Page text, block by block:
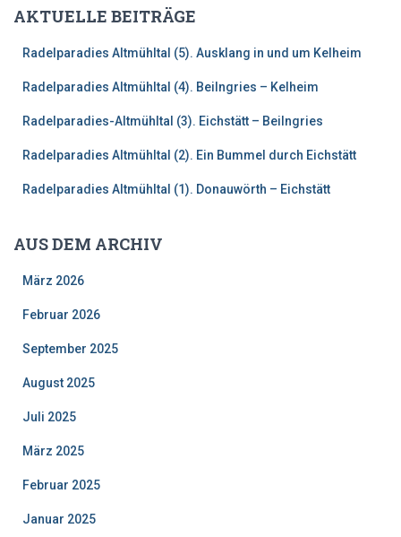
n
AKTUELLE BEITRÄGE
Radelparadies Altmühltal (5). Ausklang in und um Kelheim
Radelparadies Altmühltal (4). Beilngries – Kelheim
Radelparadies-Altmühltal (3). Eichstätt – Beilngries
Radelparadies Altmühltal (2). Ein Bummel durch Eichstätt
Radelparadies Altmühltal (1). Donauwörth – Eichstätt
AUS DEM ARCHIV
März 2026
Februar 2026
September 2025
August 2025
Juli 2025
März 2025
Februar 2025
Januar 2025